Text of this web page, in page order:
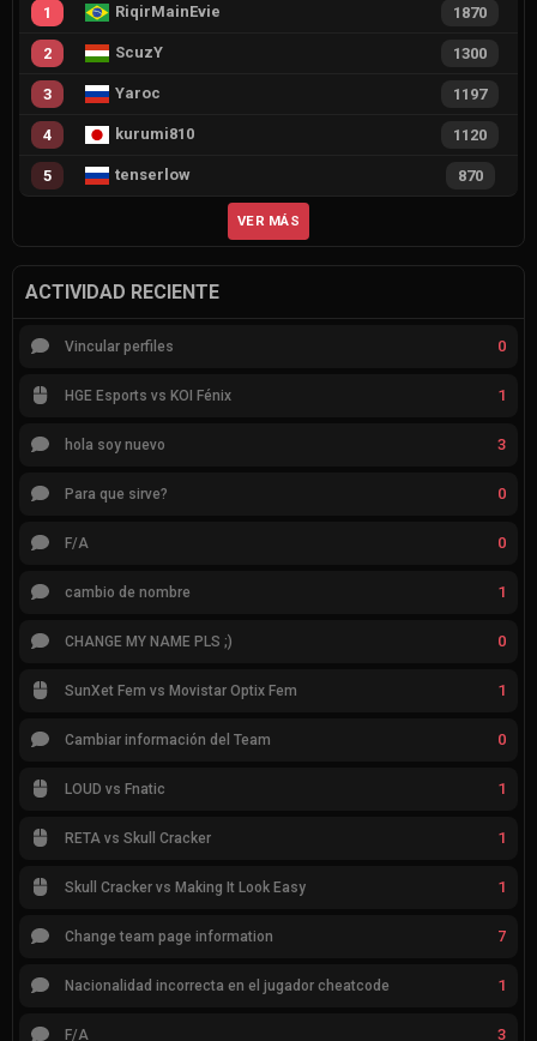
1 RiqirMainEvie 1870
2 ScuzY 1300
3 Yaroc 1197
4 kurumi810 1120
5 tenserlow 870
VER MÁS
ACTIVIDAD RECIENTE
Vincular perfiles 0
HGE Esports vs KOI Fénix 1
hola soy nuevo 3
Para que sirve? 0
F/A 0
cambio de nombre 1
CHANGE MY NAME PLS ;) 0
SunXet Fem vs Movistar Optix Fem 1
Cambiar información del Team 0
LOUD vs Fnatic 1
RETA vs Skull Cracker 1
Skull Cracker vs Making It Look Easy 1
Change team page information 7
Nacionalidad incorrecta en el jugador cheatcode 1
F/A 3